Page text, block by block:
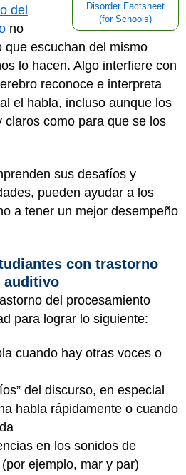
Disorder Factsheet
(for Schools)
del
no
que escuchan del mismo
lo hacen. Algo interfiere con
reconoce e interpreta
el habla, incluso aunque los
claros como para que se los
sus desafíos y
pueden ayudar a los
a tener un mejor desempeño
con trastorno
auditivo
del procesamiento
para lograr lo siguiente:
cuando hay otras voces o
del discurso, en especial
habla rápidamente o cuando
en los sonidos de
ejemplo, mar y par)